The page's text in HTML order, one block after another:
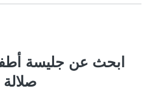
ابحث عن جليسة
صلالة